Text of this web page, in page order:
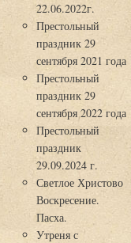
22.06.2022г.
Престольный
праздник 29
сентября 2021 года
Престольный
праздник 29
сентября 2022 года
Престольный
праздник
29.09.2024 г.
Светлое Христово
Воскресение.
Пасха.
Утреня с